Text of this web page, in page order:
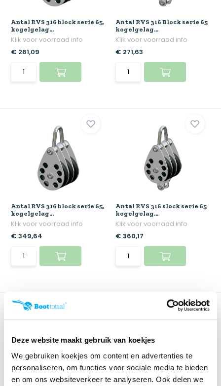
Deze website maakt gebruik van koekjes
We gebruiken koekjes om content en advertenties te
personaliseren, om functies voor sociale media te bieden
en om ons websiteverkeer te analyseren. Ook delen we
Antal RVS 316 block serie 65,
kogelgelag...
Klik voor voorraad info
€ 261,09
Antal RVS 316 Block serie 65
kogelgelag...
Klik voor voorraad info
€ 271,63
Antal RVS 316 block serie 65,
kogelgelag...
Klik voor voorraad info
€ 349,64
Antal RVS 316 slock serie 65
kogelgelag...
Klik voor voorraad info
€ 360,17